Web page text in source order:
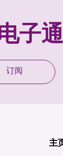
子
订阅
主